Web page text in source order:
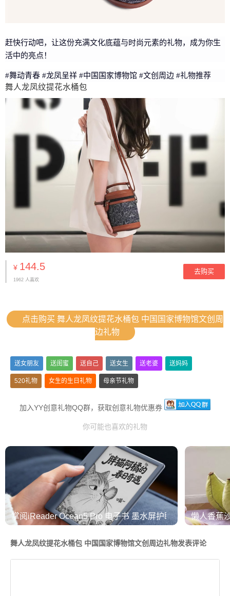
赶快行动吧，让这份充满文化底蕴与时尚元素的礼物，成为你生
活中的亮点！
#舞动青春 #龙凤呈祥 #中国国家博物馆 #文创周边 #礼物推荐
舞人龙凤纹提花水桶包
¥ 144.5
1962 人喜欢
去购买
点击购买 舞人龙凤纹提花水桶包 中国国家博物馆文创周
边礼物
送女朋友 送闺蜜 送自己 送女生 送老婆 送妈妈
520礼物 女生的生日礼物 母亲节礼物
加入YY创意礼物QQ群，获取创意礼物优惠券
你可能也喜欢的礼物
掌阅iReader Ocean5 Pro 电子书 墨水屏护眼阅读器懒人香蕉
舞人龙凤纹提花水桶包 中国国家博物馆文创周边礼物发表评论